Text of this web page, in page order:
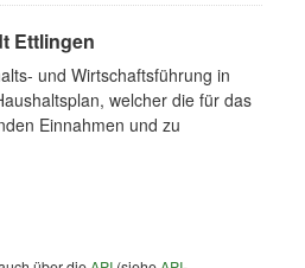
Ettlingen
und Wirtschaftsführung in
welcher die für das
Einnahmen und zu